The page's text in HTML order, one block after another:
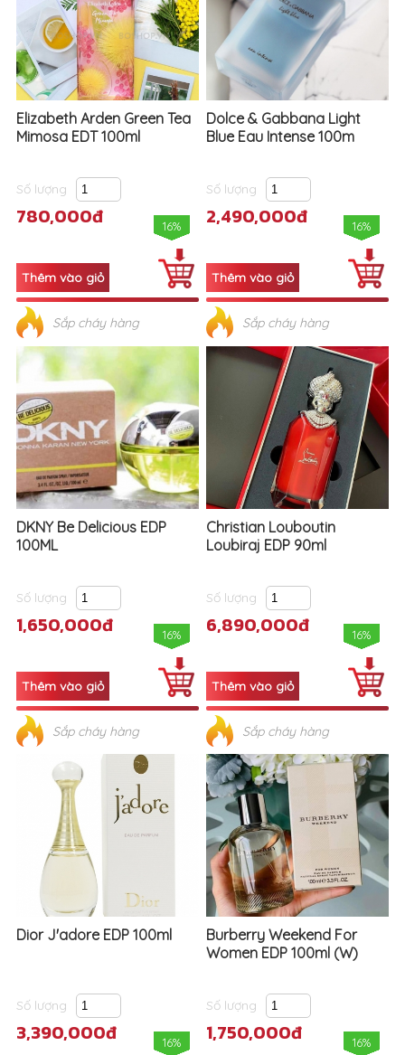
Elizabeth Arden Green Tea
Mimosa EDT 100ml
Số lượng
780,000đ
Sắp cháy hàng
Dolce & Gabbana Light
Blue Eau Intense 100m
Số lượng
2,490,000đ 16%
Sắp cháy hàng
DKNY Be Delicious EDP
100ML
Số lượng
1,650,000đ
Sắp cháy hàng
Christian Louboutin
Loubiraj EDP 90ml
Số lượng
6,890,000đ
Sắp cháy hàng
Dior J'adore EDP 100ml
Số lượng
3,390,000đ
Sắp cháy hàng
Burberry Weekend For
Women EDP 100ml (W)
Số lượng
1,750,000đ 16%
Sắp cháy hàng